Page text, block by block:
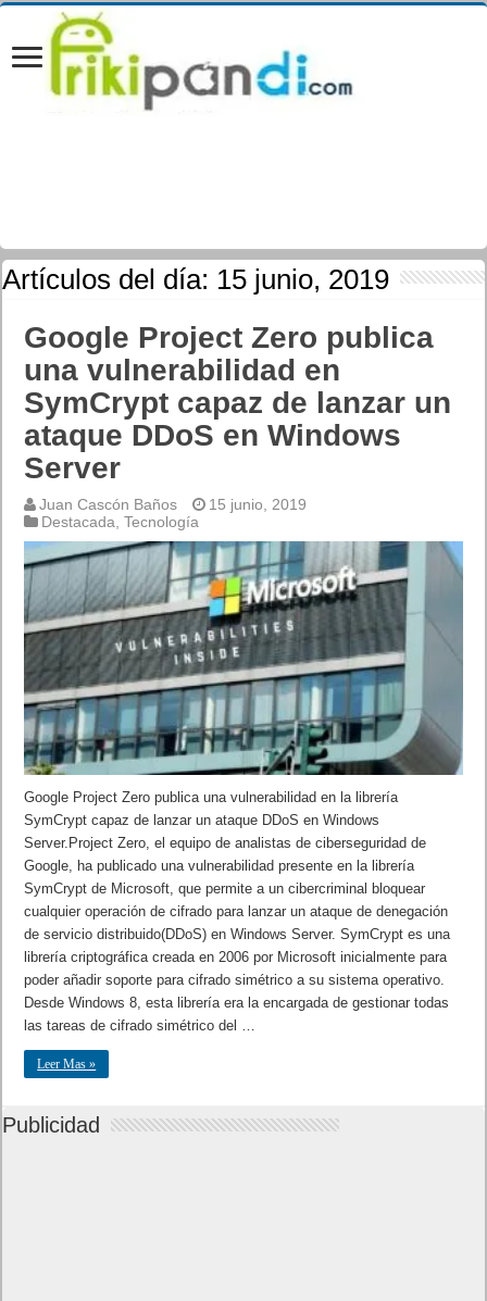
Artículos del día: 15 junio, 2019
Google Project Zero publica
una vulnerabilidad en
SymCrypt capaz de lanzar un
ataque DDoS en Windows
Server
Juan Cascón Baños
15 junio, 2019
Destacada ,Tecnología
Google Project Zero publica una vulnerabilidad en la librería
SymCrypt capaz de lanzar un ataque DDoS en Windows
Server.Project Zero, el equipo de analistas de ciberseguridad de
Google, ha publicado una vulnerabilidad presente en la librería
SymCrypt de Microsoft, que permite a un cibercriminal bloquear
cualquier operación de cifrado para lanzar un ataque de denegación
de servicio distribuido(DDoS) en Windows Server. SymCrypt es una
librería criptográfica creada en 2006 por Microsoft inicialmente para
poder añadir soporte para cifrado simétrico a su sistema operativo.
Desde Windows 8, esta librería era la encargada de gestionar todas
las tareas de cifrado simétrico del …
Leer Mas »
Publicidad